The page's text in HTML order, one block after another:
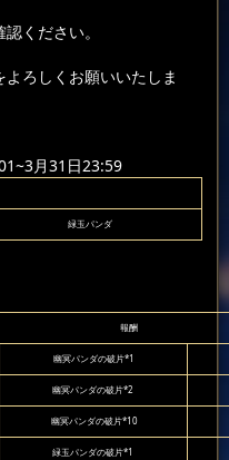
ください。
ろしくお願いいたしま
月31日23:59
緑玉パンダ
報酬
幽冥パンダの破片*1
幽冥パンダの破片*2
幽冥パンダの破片*10
緑玉パンダの破片*1